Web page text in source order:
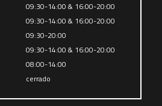
09:30-14:00 & 16:00-20:00
09:30-14:00 & 16:00-20:00
09:30-20:00
09:30-14:00 & 16:00-20:00
08:00-14:00
cerrado